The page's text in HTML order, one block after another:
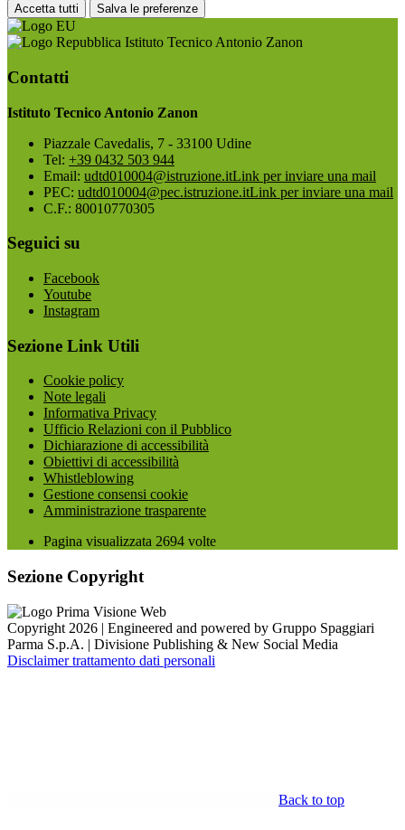
Accetta tutti Salva le preferenze
Istituto Tecnico Antonio Zanon
Contatti
Istituto Tecnico Antonio Zanon
Piazzale Cavedalis, 7 - 33100 Udine
Tel: +39 0432 503 944
Email: udtd010004@istruzione.itLink per inviare una mail
PEC: udtd010004@pec.istruzione.itLink per inviare una mail
C.F.: 80010770305
Seguici su
Facebook
Youtube
Instagram
Sezione Link Utili
Cookie policy
Note legali
Informativa Privacy
Ufficio Relazioni con il Pubblico
Dichiarazione di accessibilità
Obiettivi di accessibilità
Whistleblowing
Gestione consensi cookie
Amministrazione trasparente
Pagina visualizzata 2694 volte
Sezione Copyright
Copyright 2026 | Engineered and powered by Gruppo Spaggiari
Parma S.p.A. | Divisione Publishing & New Social Media
Disclaimer trattamento dati personali
Back to top